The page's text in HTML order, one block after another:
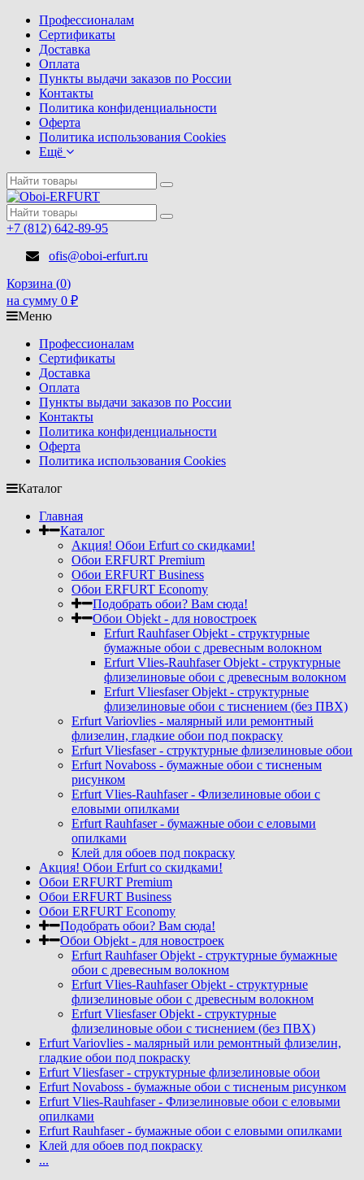
Профессионалам
Сертификаты
Доставка
Оплата
Пункты выдачи заказов по России
Контакты
Политика конфиденциальности
Оферта
Политика использования Cookies
Ещё
+7 (812) 642-89-95
ofis@oboi-erfurt.ru
Корзина (0)
на сумму 0 ₽
Меню
Профессионалам
Сертификаты
Доставка
Оплата
Пункты выдачи заказов по России
Контакты
Политика конфиденциальности
Оферта
Политика использования Cookies
Каталог
Главная
Каталог
Акция! Обои Erfurt со скидками!
Обои ERFURT Premium
Обои ERFURT Business
Обои ERFURT Economy
Подобрать обои? Вам сюда!
Обои Objekt - для новостроек
Erfurt Rauhfaser Objekt - cтруктурные
бумажные обои с древесным волокном
Erfurt Vlies-Rauhfaser Objekt - структурные
флизелиновые обои с древесным волокном
Erfurt Vliesfaser Objekt - структурные
флизелиновые обои с тиснением (без ПВХ)
Erfurt Variovlies - малярный или ремонтный
флизелин, гладкие обои под покраску
Erfurt Vliesfaser - структурные флизелиновые обои
Erfurt Novaboss - бумажные обои с тисненым
рисунком
Erfurt Vlies-Rauhfaser - Флизелиновые обои с
еловыми опилками
Erfurt Rauhfaser - бумажные обои с еловыми
опилками
Клей для обоев под покраску
Акция! Обои Erfurt со скидками!
Обои ERFURT Premium
Обои ERFURT Business
Обои ERFURT Economy
Подобрать обои? Вам сюда!
Обои Objekt - для новостроек
Erfurt Rauhfaser Objekt - cтруктурные бумажные
обои с древесным волокном
Erfurt Vlies-Rauhfaser Objekt - структурные
флизелиновые обои с древесным волокном
Erfurt Vliesfaser Objekt - структурные
флизелиновые обои с тиснением (без ПВХ)
Erfurt Variovlies - малярный или ремонтный флизелин,
гладкие обои под покраску
Erfurt Vliesfaser - структурные флизелиновые обои
Erfurt Novaboss - бумажные обои с тисненым рисунком
Erfurt Vlies-Rauhfaser - Флизелиновые обои с еловыми
опилками
Erfurt Rauhfaser - бумажные обои с еловыми опилками
Клей для обоев под покраску
...